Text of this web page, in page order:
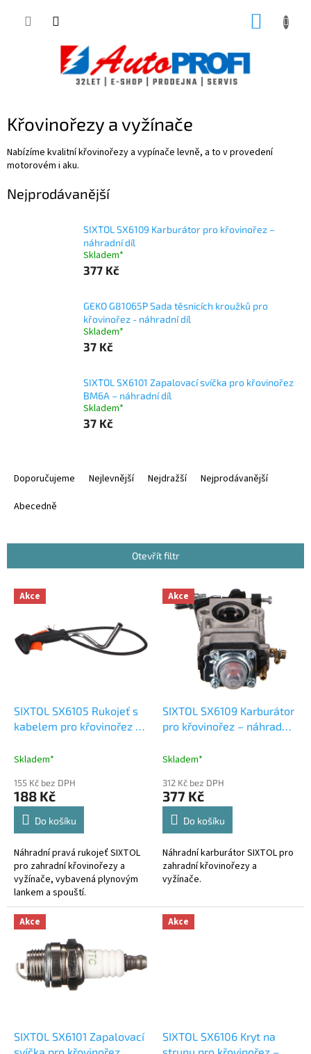
Křovinořezy a vyžínače
Nabízíme kvalitní křovinořezy a vypínače levně, a to v provedení
motorovém i aku.
Nejprodávanější
SIXTOL SX6109 Karburátor pro křovinořez –
náhradní díl
Skladem*
377 Kč
GEKO G81065P Sada těsnicích kroužků pro
křovinořez - náhradní díl
Skladem*
37 Kč
SIXTOL SX6101 Zapalovací svíčka pro křovinořez
BM6A – náhradní díl
Skladem*
37 Kč
r
Doporučujeme Nejlevnější Nejdražší
Nejprodávanější
Abecedně
Otevřít filtr
V Akce
SIXTOL SX6105 Rukojeť s
kabelem pro křovinořez –
Skladem*
155 Kč bez DPH
188 Kč
Do košíku
Náhradní pravá rukojeť SIXTOL
pro zahradní křovinořezy a
vyžínače, vybavená plynovým
lankem a spouští.
Akce
SIXTOL SX6109 Karburátor
pro křovinořez – náhradní
Skladem*
312 Kč bez DPH
377 Kč
Do košíku
Náhradní karburátor SIXTOL pro
zahradní křovinořezy a
vyžínače.
Akce
SIXTOL SX6101 Zapalovací
Akce
SIXTOL SX6106 Kryt na